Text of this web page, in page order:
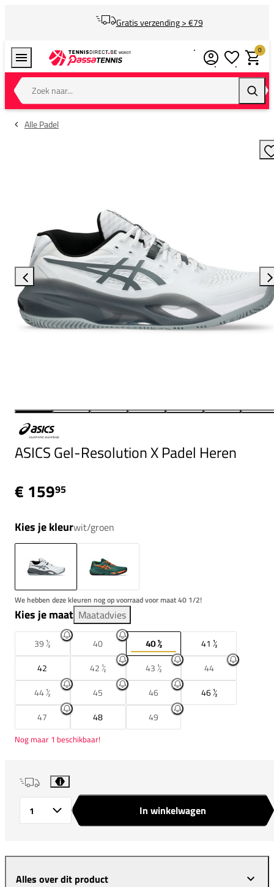
Gratis verzending > €79
Zoek naar...
0
Alle Padel
ASICS Gel-Resolution X Padel Heren
€ 15995
Kies je kleurwit/groen
We hebben deze kleuren nog op voorraad voor maat 40 1/2!
Kies je maat Maatadvies
39 ½ 40 40 ½
41 ½
42
42 ½ 43 ½
44
44 ½
45 46
46 ½
47
48 49
Nog maar 1 beschikbaar!
i
In winkelwagen
Alles over dit product